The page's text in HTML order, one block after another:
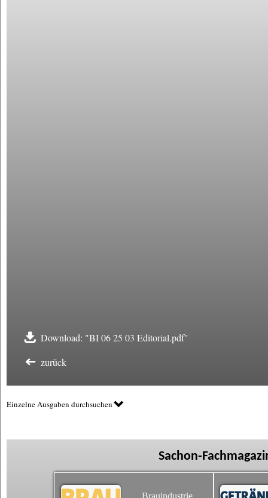
Download: "BI 06 25 03 Editorial.pdf"
zurück
Einzelne Ausgaben durchsuchen
Sachon-
Brauindustrie